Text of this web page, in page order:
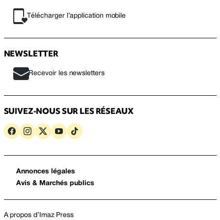
Télécharger l’application mobile
NEWSLETTER
Recevoir les newsletters
SUIVEZ-NOUS SUR LES RÉSEAUX
Annonces légales
Avis & Marchés publics
A propos d’Imaz Press